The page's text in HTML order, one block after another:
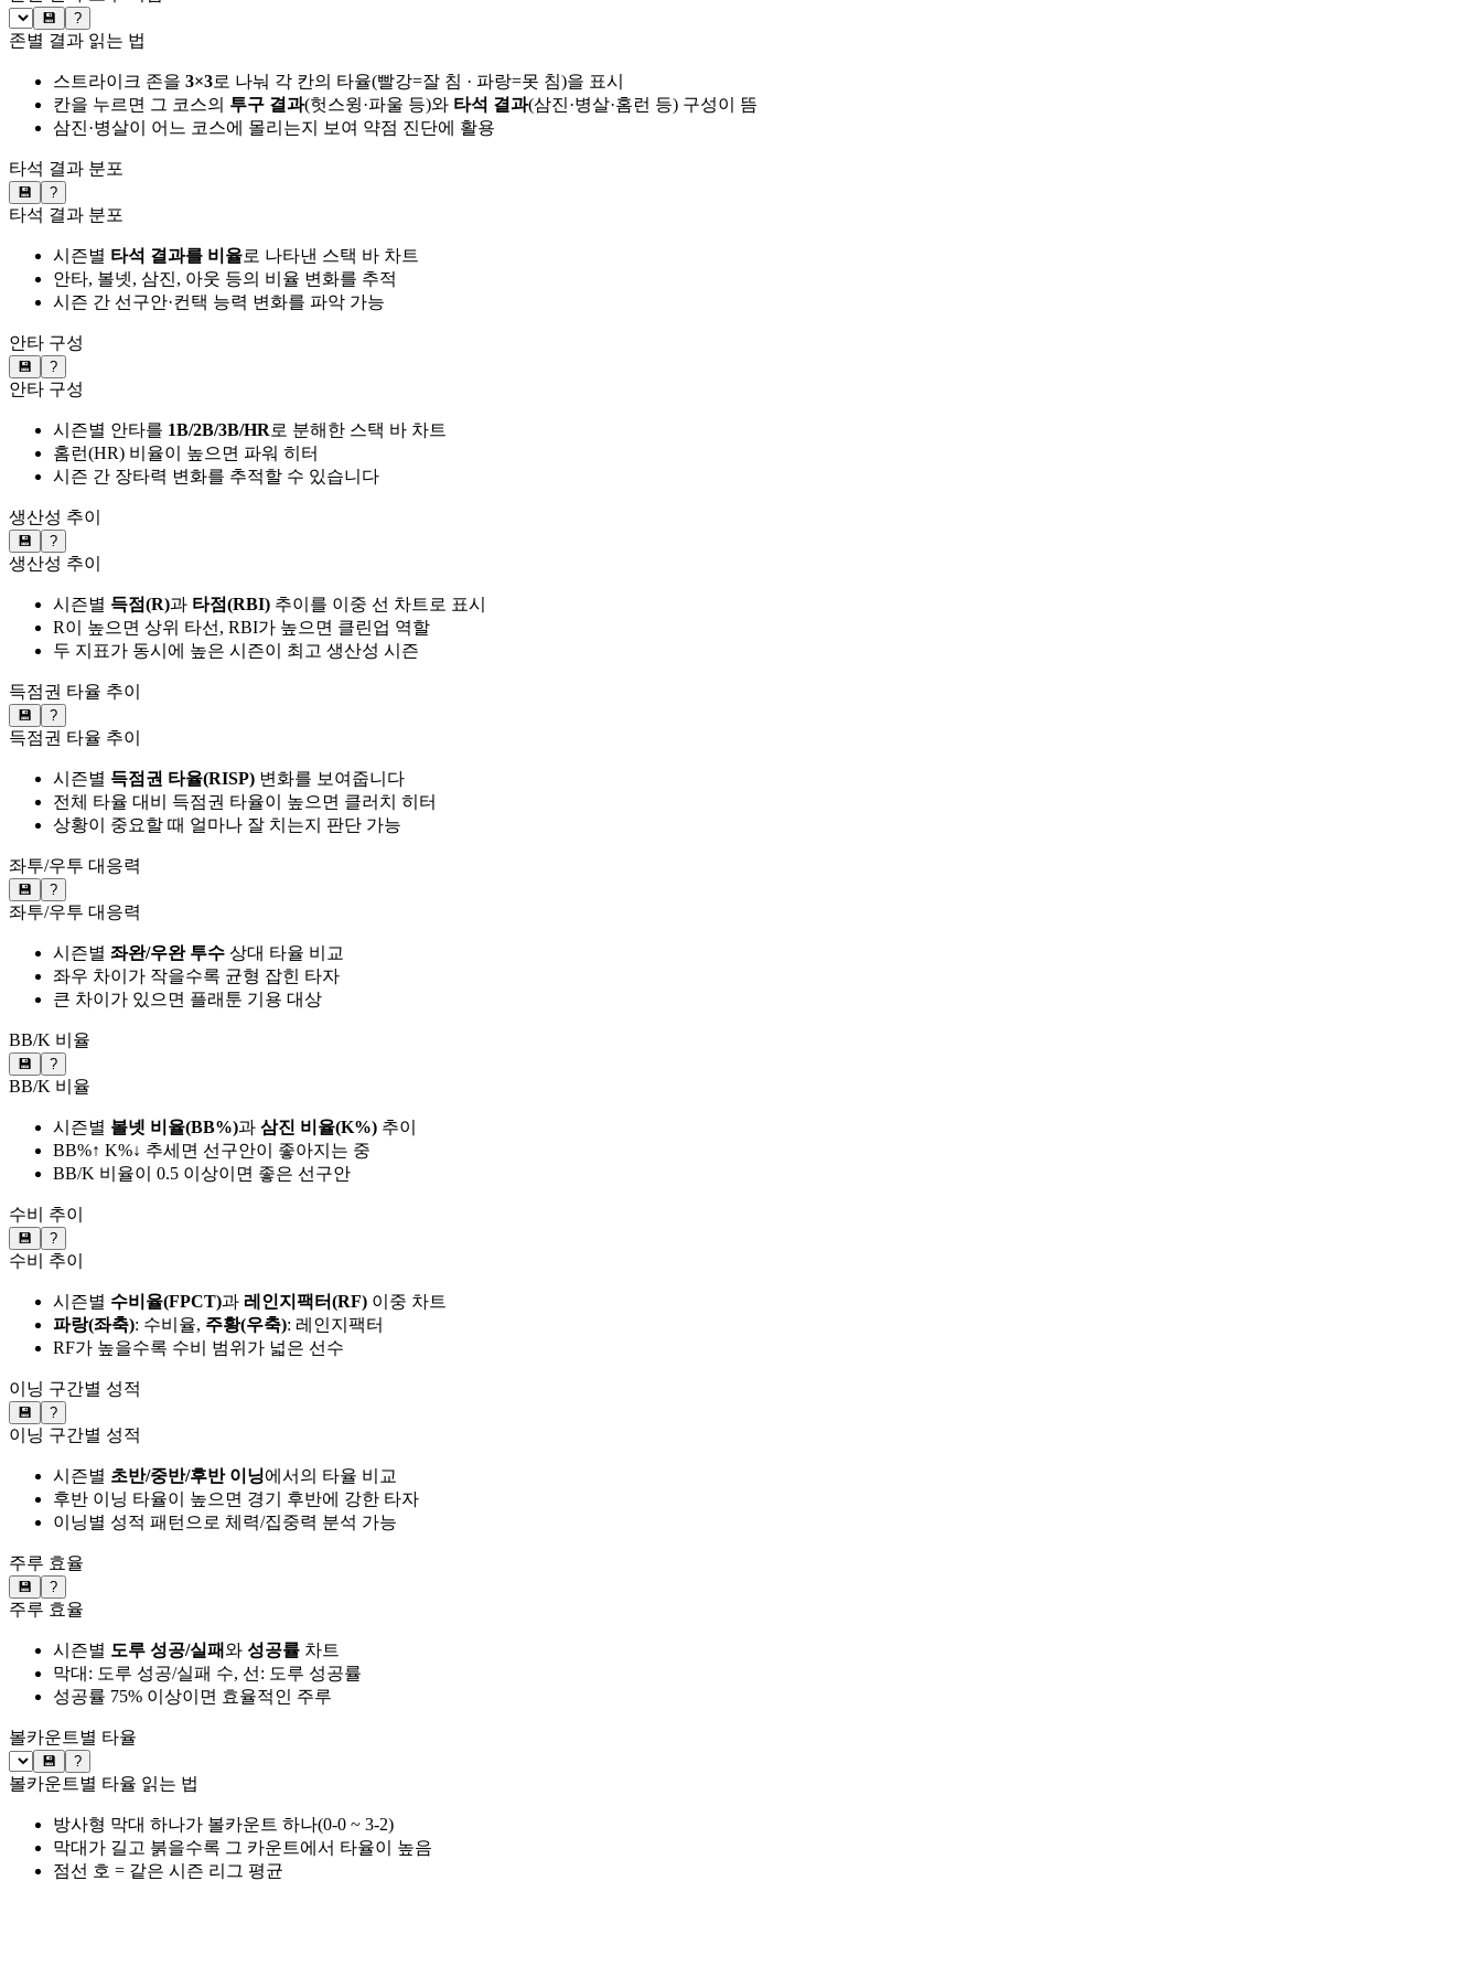
💾 ?
존별 결과 읽는 법
스트라이크 존을 3×3로 나눠 각 칸의 타율(빨강=잘 침 · 파랑=못 침)을 표시
칸을 누르면 그 코스의 투구 결과(헛스윙·파울 등)와 타석 결과(삼진·병살·홈런 등) 구성이 뜸
삼진·병살이 어느 코스에 몰리는지 보여 약점 진단에 활용
타석 결과 분포
💾 ?
타석 결과 분포
시즌별 타석 결과를 비율로 나타낸 스택 바 차트
안타, 볼넷, 삼진, 아웃 등의 비율 변화를 추적
시즌 간 선구안·컨택 능력 변화를 파악 가능
안타 구성
💾 ?
안타 구성
시즌별 안타를 1B/2B/3B/HR로 분해한 스택 바 차트
홈런(HR) 비율이 높으면 파워 히터
시즌 간 장타력 변화를 추적할 수 있습니다
생산성 추이
💾 ?
생산성 추이
시즌별 득점(R)과 타점(RBI) 추이를 이중 선 차트로 표시
R이 높으면 상위 타선, RBI가 높으면 클린업 역할
두 지표가 동시에 높은 시즌이 최고 생산성 시즌
득점권 타율 추이
💾 ?
득점권 타율 추이
시즌별 득점권 타율(RISP) 변화를 보여줍니다
전체 타율 대비 득점권 타율이 높으면 클러치 히터
상황이 중요할 때 얼마나 잘 치는지 판단 가능
좌투/우투 대응력
💾 ?
좌투/우투 대응력
시즌별 좌완/우완 투수 상대 타율 비교
좌우 차이가 작을수록 균형 잡힌 타자
큰 차이가 있으면 플래툰 기용 대상
BB/K 비율
💾 ?
BB/K 비율
시즌별 볼넷 비율(BB%)과 삼진 비율(K%) 추이
BB%↑ K%↓ 추세면 선구안이 좋아지는 중
BB/K 비율이 0.5 이상이면 좋은 선구안
수비 추이
💾 ?
수비 추이
시즌별 수비율(FPCT)과 레인지팩터(RF) 이중 차트
파랑(좌축): 수비율, 주황(우축): 레인지팩터
RF가 높을수록 수비 범위가 넓은 선수
이닝 구간별 성적
💾 ?
이닝 구간별 성적
시즌별 초반/중반/후반 이닝에서의 타율 비교
후반 이닝 타율이 높으면 경기 후반에 강한 타자
이닝별 성적 패턴으로 체력/집중력 분석 가능
주루 효율
💾 ?
주루 효율
시즌별 도루 성공/실패와 성공률 차트
막대: 도루 성공/실패 수, 선: 도루 성공률
성공률 75% 이상이면 효율적인 주루
볼카운트별 타율
💾 ?
볼카운트별 타율 읽는 법
방사형 막대 하나가 볼카운트 하나(0-0 ~ 3-2)
막대가 길고 붉을수록 그 카운트에서 타율이 높음
점선 호 = 같은 시즌 리그 평균